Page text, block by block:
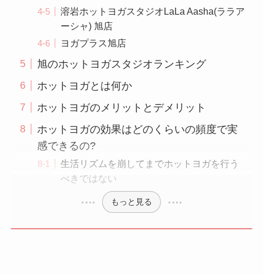
溶岩ホットヨガスタジオLaLa Aasha(ララア
ーシャ) 旭店
ヨガプラス旭店
旭のホットヨガスタジオランキング
ホットヨガとは何か
ホットヨガのメリットとデメリット
ホットヨガの効果はどのくらいの頻度で実
感できるの?
生活リズムを崩してまでホットヨガを行う
べきではない
もっと見る